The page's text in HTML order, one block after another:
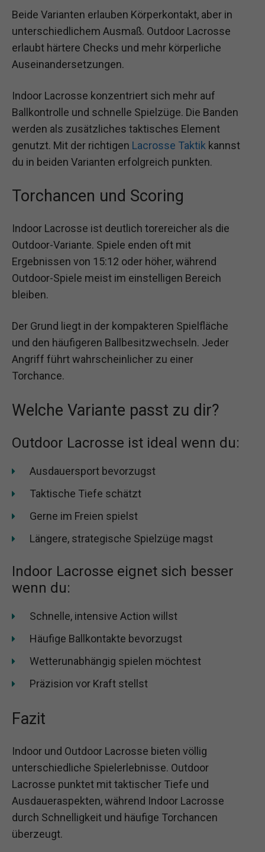
Beide Varianten erlauben Körperkontakt, aber in
unterschiedlichem Ausmaß. Outdoor Lacrosse
erlaubt härtere Checks und mehr körperliche
Auseinandersetzungen.
Indoor Lacrosse konzentriert sich mehr auf
Ballkontrolle und schnelle Spielzüge. Die Banden
werden als zusätzliches taktisches Element
genutzt. Mit der richtigen Lacrosse Taktik kannst
du in beiden Varianten erfolgreich punkten.
Torchancen und Scoring
Indoor Lacrosse ist deutlich torereicher als die
Outdoor-Variante. Spiele enden oft mit
Ergebnissen von 15:12 oder höher, während
Outdoor-Spiele meist im einstelligen Bereich
bleiben.
Der Grund liegt in der kompakteren Spielfläche
und den häufigeren Ballbesitzwechseln. Jeder
Angriff führt wahrscheinlicher zu einer
Torchance.
Welche Variante passt zu dir?
Outdoor Lacrosse ist ideal wenn du:
Ausdauersport bevorzugst
Taktische Tiefe schätzt
Gerne im Freien spielst
Längere, strategische Spielzüge magst
Indoor Lacrosse eignet sich besser
wenn du:
Schnelle, intensive Action willst
Häufige Ballkontakte bevorzugst
Wetterunabhängig spielen möchtest
Präzision vor Kraft stellst
Fazit
Indoor und Outdoor Lacrosse bieten völlig
unterschiedliche Spielerlebnisse. Outdoor
Lacrosse punktet mit taktischer Tiefe und
Ausdaueraspekten, während Indoor Lacrosse
durch Schnelligkeit und häufige Torchancen
überzeugt.